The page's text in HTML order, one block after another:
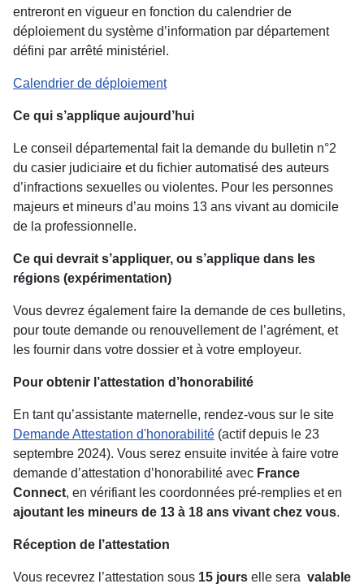
entreront en vigueur en fonction du calendrier de
déploiement du système d’information par département
défini par arrêté ministériel.
Calendrier de déploiement
Ce qui s’applique aujourd’hui
Le conseil départemental fait la demande du bulletin n°2
du casier judiciaire et du fichier automatisé des auteurs
d’infractions sexuelles ou violentes. Pour les personnes
majeurs et mineurs d’au moins 13 ans vivant au domicile
de la professionnelle.
Ce qui devrait s’appliquer, ou s’applique dans les
régions (expérimentation)
Vous devrez également faire la demande de ces bulletins,
pour toute demande ou renouvellement de l’agrément, et
les fournir dans votre dossier et à votre employeur.
Pour obtenir l’attestation d’honorabilité
En tant qu’assistante maternelle, rendez-vous sur le site
Demande Attestation d'honorabilité (actif depuis le 23
septembre 2024). Vous serez ensuite invitée à faire votre
demande d’attestation d’honorabilité avec France
Connect, en vérifiant les coordonnées pré-remplies et en
ajoutant les mineurs de 13 à 18 ans vivant chez vous.
Réception de l’attestation
Vous recevrez l’attestation sous 15 jours elle sera valable